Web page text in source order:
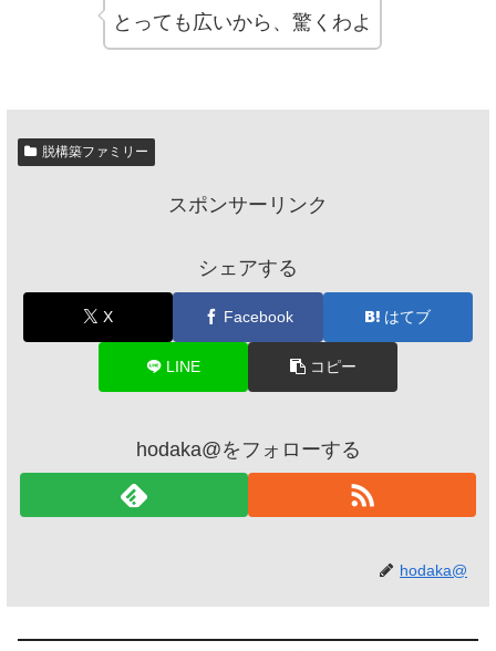
とっても広いから、驚くわよ
脱構築ファミリー
スポンサーリンク
シェアする
X Facebook はてブ
LINE コピー
hodaka@をフォローする
hodaka@